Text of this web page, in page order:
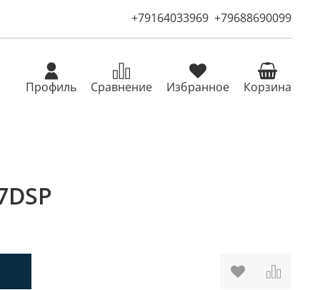
+79164033969 +79688690099
Профиль Сравнение Избранное Корзина